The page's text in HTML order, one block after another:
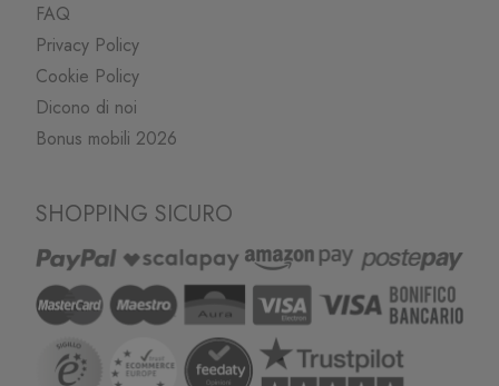
FAQ
Privacy Policy
Cookie Policy
Dicono di noi
Bonus mobili 2026
SHOPPING SICURO